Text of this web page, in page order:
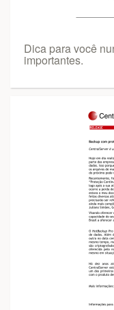
Dica para você
importantes.